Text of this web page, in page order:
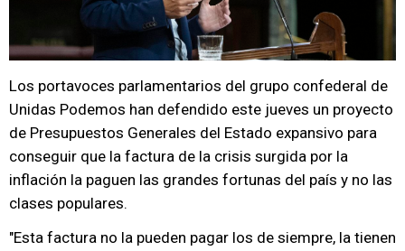
Los portavoces parlamentarios del grupo confederal de
Unidas Podemos han defendido este jueves un proyecto
de Presupuestos Generales del Estado expansivo para
conseguir que la factura de la crisis surgida por la
inflación la paguen las grandes fortunas del país y no las
clases populares.
"Esta factura no la pueden pagar los de siempre, la tienen